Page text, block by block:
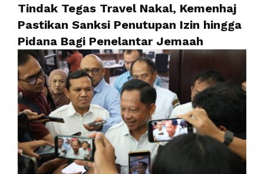
Tindak Tegas Travel Nakal, Kemenhaj
Pastikan Sanksi Penutupan Izin hingga
Pidana Bagi Penelantar Jemaah